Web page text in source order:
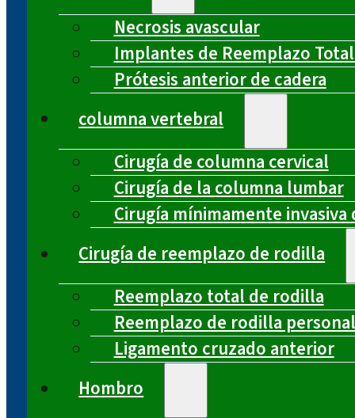
Necrosis avascular
Implantes de Reemplazo
Prótesis anterior de cadera
columna vertebral
Cirugía de columna cervical
Cirugía de la columna lumbar
Cirugía mínimamente
Cirugía de reemplazo de rodilla
Reemplazo total de rodilla
Reemplazo de rodilla
Ligamento cruzado anterior
Hombro